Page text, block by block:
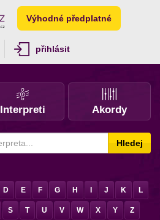
Výhodné předplatné
přihlásit
Interpreti Akordy
Hledej
D E F G H J K L
S T U V W X Y Z